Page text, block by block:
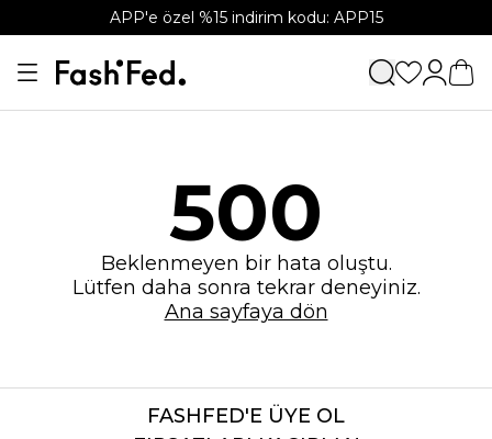
APP'e özel %15 indirim kodu: APP15
500
Beklenmeyen bir hata oluştu.
Lütfen daha sonra tekrar deneyiniz.
Ana sayfaya dön
FASHFED'E ÜYE OL